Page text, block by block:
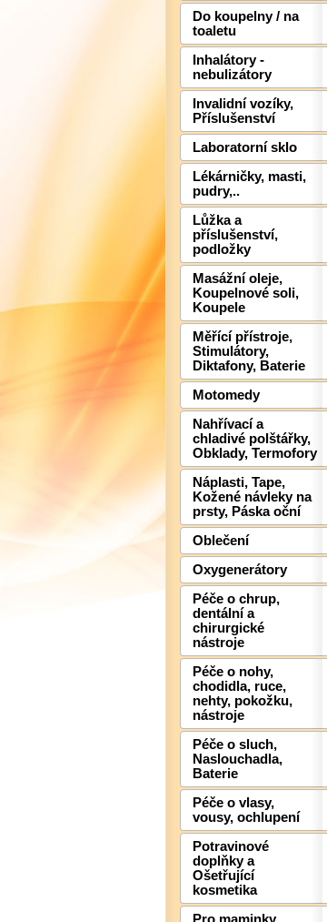
Do koupelny / na
toaletu
Inhalátory -
nebulizátory
Invalidní vozíky,
Příslušenství
Laboratorní sklo
Lékárničky, masti,
pudry,..
Lůžka a
příslušenství,
podložky
Masážní oleje,
Koupelnové soli,
Koupele
Měřící přístroje,
Stimulátory,
Diktafony, Baterie
Motomedy
Nahřívací a
chladivé polštářky,
Obklady, Termofory
Náplasti, Tape,
Kožené návleky na
prsty, Páska oční
Oblečení
Oxygenerátory
Péče o chrup,
dentální a
chirurgické
nástroje
Péče o nohy,
chodidla, ruce,
nehty, pokožku,
nástroje
Péče o sluch,
Naslouchadla,
Baterie
Péče o vlasy,
vousy, ochlupení
Potravinové
doplňky a
Ošetřující
kosmetika
Detail
Detail
Detail